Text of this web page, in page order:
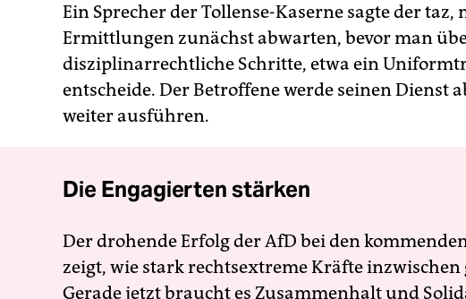
Ein Sprecher der Tollense-Kaserne sagte der taz,
Ermittlungen zunächst abwarten, bevor man
disziplinarrechtliche Schritte, etwa ein
entscheide. Der Betroffene werde seinen Dienst
weiter ausführen.
Die Engagierten stärken
Der drohende Erfolg der AfD bei den
zeigt, wie stark rechtsextreme Kräfte inzwischen
Gerade jetzt braucht es Zusammenhalt und